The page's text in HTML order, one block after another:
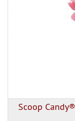
Scoop Candy®